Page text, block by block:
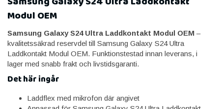
Modul OEM
Samsung Galaxy S24 Ultra Laddkontakt Modul OEM –
kvalitetssäkrad reservdel till Samsung Galaxy S24 Ultra
Laddkontakt Modul OEM. Funktionstestad innan leverans, i
lager med snabb frakt och livstidsgaranti.
Det här ingår
Laddflex med mikrofon där angivet